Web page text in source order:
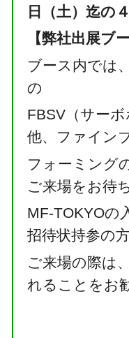
日（土）迄の
【弊社出展
ブース内では
の
FBSV（サー
他、ファイン
フォーミング
ご来場をお待
MF-TOKYOの
招待状持参の
ご来場の際は
れることをお